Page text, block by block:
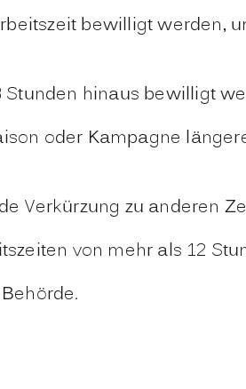
bewilligt werden,
hinaus bewilligt
oder Kampagne
Verkürzung zu anderen
von mehr als 12